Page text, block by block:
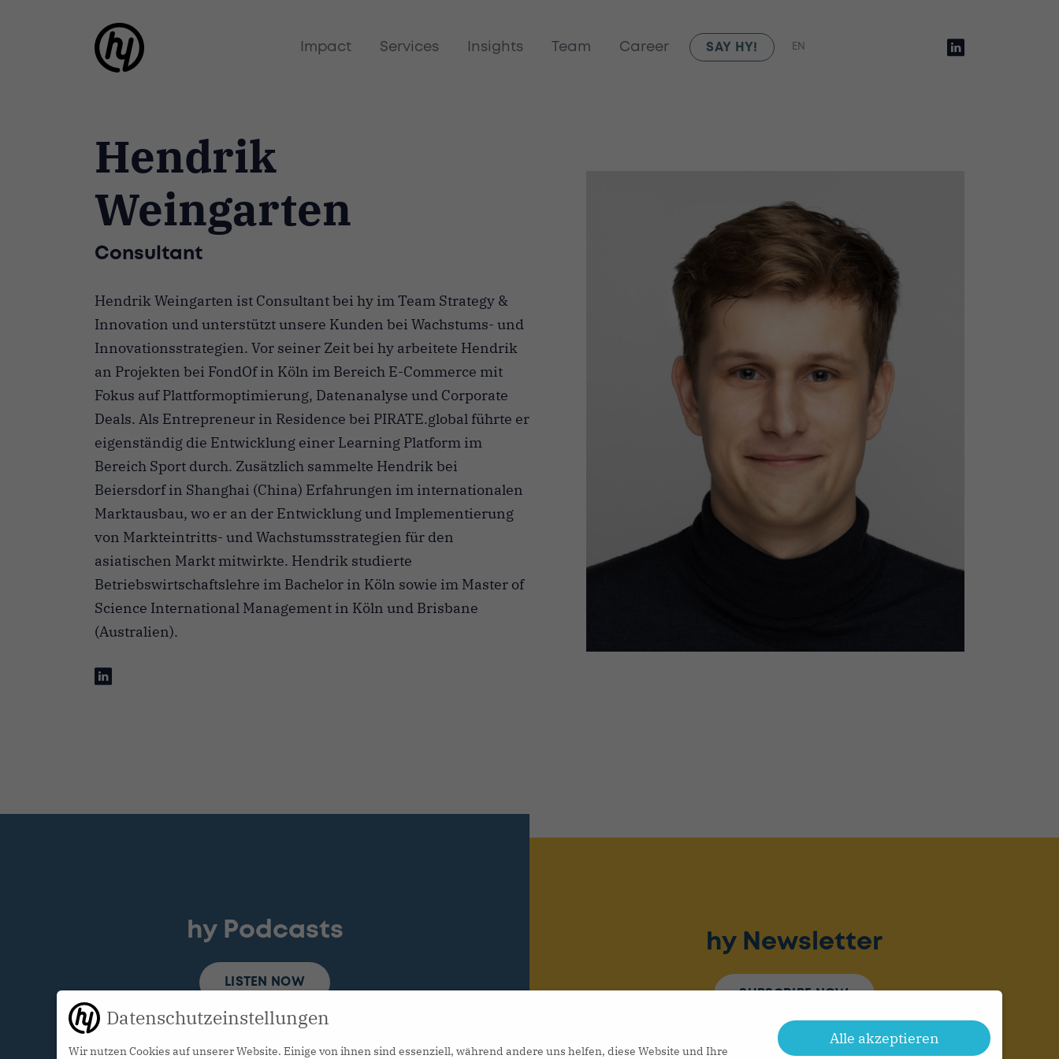
Impact Services Insights Team Career SAY HY! EN
Hendrik
Weingarten
Consultant
Hendrik Weingarten ist Consultant bei hy im Team Strategy &
Innovation und unterstützt unsere Kunden bei Wachstums- und
Innovationsstrategien. Vor seiner Zeit bei hy arbeitete Hendrik
an Projekten bei FondOf in Köln im Bereich E-Commerce mit
Fokus auf Plattformoptimierung, Datenanalyse und Corporate
Deals. Als Entrepreneur in Residence bei PIRATE.global führte er
eigenständig die Entwicklung einer Learning Platform im
Bereich Sport durch. Zusätzlich sammelte Hendrik bei
Beiersdorf in Shanghai (China) Erfahrungen im internationalen
Marktausbau, wo er an der Entwicklung und Implementierung
von Markteintritts- und Wachstumsstrategien für den
asiatischen Markt mitwirkte. Hendrik studierte
Betriebswirtschaftslehre im Bachelor in Köln sowie im Master of
Science International Management in Köln und Brisbane
(Australien).
hy Podcasts
LISTEN NOW
hy Newsletter
SUBSCRIBE NOW
Datenschutzeinstellungen
Wir nutzen Cookies auf unserer Website. Einige von ihnen sind essenziell, während andere uns helfen, diese Website und Ihre
Alle akzeptieren